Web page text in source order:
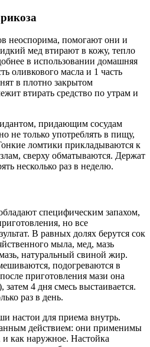
неоспорима, помогают они и
мед втирают в кожу, тепло
в использовании домашняя
оливкового масла и 1 часть
в плотно закрытом
втирать средство по утрам и
придающим сосудам
не только употреблять в пищу,
ломтики прикладываются к
сверху обматываются. Держат
несколько раз в неделю.
специфическим запахом,
но все
В равных долях берутся сок
мыла, мед, мазь
натуральный свиной жир.
подогреваются в
приготовления мази она
4 дня смесь выстаивается.
раз в день.
настои для приема внутрь.
действием: они применимы
и как наружное. Настойка